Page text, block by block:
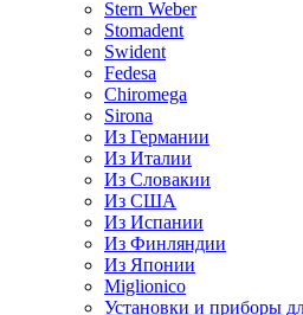
Stern Weber
Stomadent
Swident
Fedesa
Chiromega
Sirona
Из Германии
Из Италии
Из Словакии
Из США
Из Испании
Из Финляндии
Из Японии
Miglionico
Установки и приборы